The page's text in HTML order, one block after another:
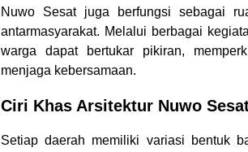
Nuwo Sesat juga berfungsi sebagai
antarmasyarakat. Melalui berbagai
warga dapat bertukar pikiran,
menjaga kebersamaan.
Ciri Khas Arsitektur Nuwo
Setiap daerah memiliki variasi bentuk